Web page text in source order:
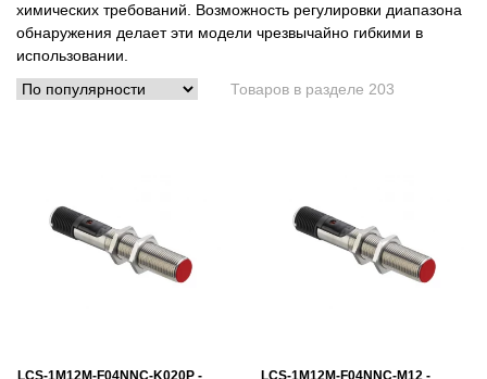
химических требований. Возможность регулировки диапазона
обнаружения делает эти модели чрезвычайно гибкими в
использовании.
Товаров в разделе 203
LCS-1M12M-F04NNC-K020P -
LCS-1M12M-F04NNC-M12 -